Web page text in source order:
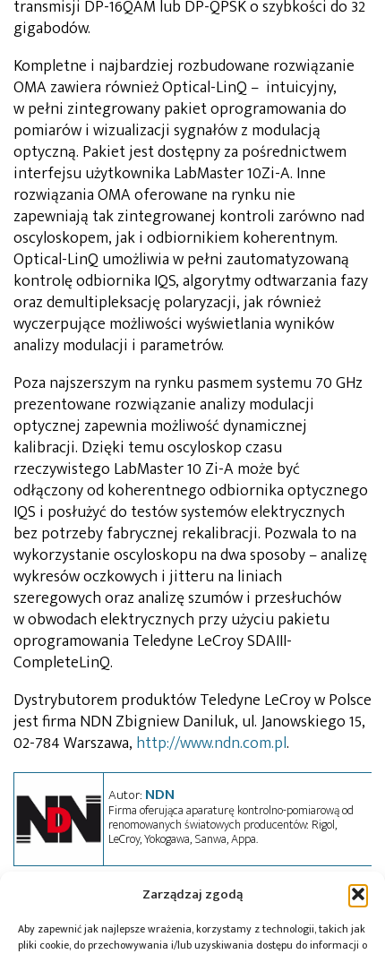
Zarządzaj zgodą
Aby zapewnić jak najlepsze wrażenia, korzystamy z technologii, takich jak
pliki cookie, do przechowywania i/lub uzyskiwania dostępu do informacji o
transmisji DP-16QAM lub DP-QPSK o szybkości do 32
gigabodów.
Kompletne i najbardziej rozbudowane rozwiązanie
OMA zawiera również Optical-LinQ – intuicyjny,
w pełni zintegrowany pakiet oprogramowania do
pomiarów i wizualizacji sygnałów z modulacją
optyczną. Pakiet jest dostępny za pośrednictwem
interfejsu użytkownika LabMaster 10Zi-A. Inne
rozwiązania OMA oferowane na rynku nie
zapewniają tak zintegrowanej kontroli zarówno nad
oscyloskopem, jak i odbiornikiem koherentnym.
Optical-LinQ umożliwia w pełni zautomatyzowaną
kontrolę odbiornika IQS, algorytmy odtwarzania fazy
oraz demultipleksację polaryzacji, jak również
wyczerpujące możliwości wyświetlania wyników
analizy modulacji i parametrów.
Poza najszerszym na rynku pasmem systemu 70 GHz
prezentowane rozwiązanie analizy modulacji
optycznej zapewnia możliwość dynamicznej
kalibracji. Dzięki temu oscyloskop czasu
rzeczywistego LabMaster 10 Zi-A może być
odłączony od koherentnego odbiornika optycznego
IQS i posłużyć do testów systemów elektrycznych
bez potrzeby fabrycznej rekalibracji. Pozwala to na
wykorzystanie oscyloskopu na dwa sposoby – analizę
wykresów oczkowych i jitteru na liniach
szeregowych oraz analizę szumów i przesłuchów
w obwodach elektrycznych przy użyciu pakietu
oprogramowania Teledyne LeCroy SDAIII-
CompleteLinQ.
Dystrybutorem produktów Teledyne LeCroy w Polsce
jest firma NDN Zbigniew Daniluk, ul. Janowskiego 15,
02-784 Warszawa, http://www.ndn.com.pl.
Autor: NDN
Firma oferująca aparaturę kontrolno-pomiarową od
renomowanych światowych producentów: Rigol,
LeCroy, Yokogawa, Sanwa, Appa.
Teledyne LeCroy